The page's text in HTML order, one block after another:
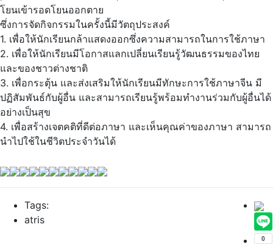
โยนเข้ารอดโยนออกตาย
ซึ่งการจัดกิจกรรมในครั้งนี้มีวัตถุประสงค์
1. เพื่อให้นักเรียนกล้าแสดงออกซึ่งความสามารถในการใช้ภาษา
2. เพื่อให้นักเรียนมีโอกาสแลกเปลี่ยนเรียนรู้วัฒนธรรมของไทย
และของชาวต่างชาติ
3. เพื่อกระตุ้น และส่งเสริมให้นักเรียนมีทักษะการใช้ภาษาจีน มี
ปฏิสัมพันธ์กับผู้อื่น และสามารถเรียนรู้พร้อมทำงานร่วมกับผู้อื่นได้
อย่างเป็นสุข
4. เพื่อสร้างเจตคติที่ดีต่อภาษา และเห็นคุณค่าของภาษา สามารถ
นำไปใช้ในชีวิตประจำวันได้
Tags:
atris